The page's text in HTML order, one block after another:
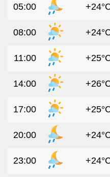
05:00
08:00
11:00
14:00
17:00
20:00
23:00